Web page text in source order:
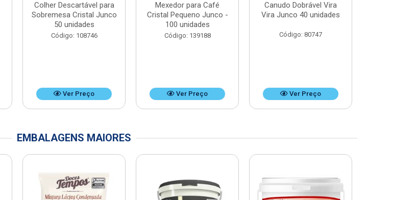
Colher Descartável para
Sobremesa Cristal Junco
50 unidades
Código: 108746
Ver Preço
Mexedor para Café
Cristal Pequeno Junco -
100 unidades
Código: 139188
Ver Preço
Canudo Dobrável Vira
Vira Junco 40 unidades
Código: 80747
Ver Preço
EMBALAGENS MAIORES